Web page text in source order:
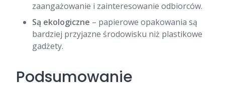
zaangażowanie i zainteresowanie odbiorców.
Są ekologiczne – papierowe opakowania są
bardziej przyjazne środowisku niż plastikowe
gadżety.
Podsumowanie